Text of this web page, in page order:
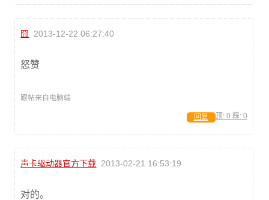
囧 2013-12-22 06:27:40
怒赞
跟帖来自电脑端
顶: 0 踩: 0
回复
声卡驱动器官方下载 2013-02-21 16:53:19
对的。